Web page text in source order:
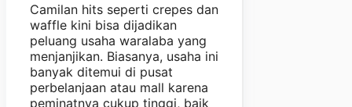
Camilan hits seperti crepes dan
waffle kini bisa dijadikan
peluang usaha waralaba yang
menjanjikan. Biasanya, usaha ini
banyak ditemui di pusat
perbelanjaan atau mall karena
peminatnya cukup tinggi, baik